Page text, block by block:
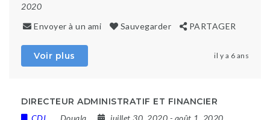
2020
Envoyer à un ami
Sauvegarder PARTAGER
Voir plus il y a 6 ans
DIRECTEUR ADMINISTRATIF ET FINANCIER
CDI Douala juillet 30, 2020 - août 1, 2020